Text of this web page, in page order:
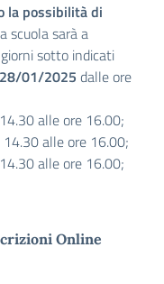
la possibilità di
scuola sarà a
sotto indicati
01/2025 dalle ore
alle ore 16.00;
alle ore 16.00;
alle ore 16.00;
Online